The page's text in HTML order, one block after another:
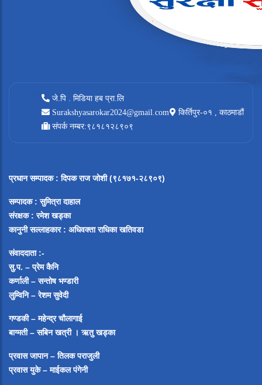
जे.पि . मिडिया हब प्रा.लि
Surakshyasarokar2024@gmail.com
किर्तिपुर-०१ , काठमाडौं
संपर्क नम्बर:९८१८१२८९०९
प्रधान सम्पादक: दिपक राज जोशी (९८१७१-२८९०९)
सम्पादक : सुमित्रा दाहाल
संरक्षक : रमेश खड्का
कानुनी सल्लाहकार : अधिवक्ता राधिका खतिवडा
संवाददाता :-
सु.प. – प्रेम कैनि
कर्णाली – सन्तोष भण्डारी
लुम्विनि – रेशम सुवेदी
गण्डकी – महेन्द्र चौलागाई
बाग्मती – सबिन खत्री ।ऋतु खड्का
प्रवास जापान – तिलक पराजुली
प्रवास युके – माईकल पंगेनी